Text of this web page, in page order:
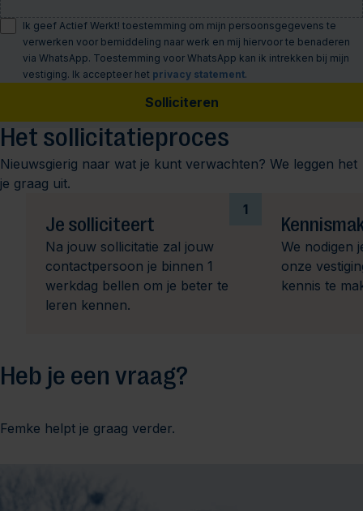
Ik geef Actief Werkt! toestemming om mijn persoonsgegevens te
verwerken voor bemiddeling naar werk en mij hiervoor te benaderen
via WhatsApp. Toestemming voor WhatsApp kan ik intrekken bij mijn
vestiging. Ik accepteer het privacy statement.
Solliciteren
Het sollicitatieproces
Nieuwsgierig naar wat je kunt verwachten? We leggen het
je graag uit.
1
Je solliciteert
Na jouw sollicitatie zal jouw
contactpersoon je binnen 1
werkdag bellen om je beter te
leren kennen.
We nodigen
onze
kennis te
Heb je een vraag?
Femke helpt je graag verder.